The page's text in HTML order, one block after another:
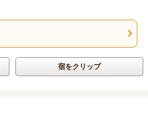
宿をクリップ